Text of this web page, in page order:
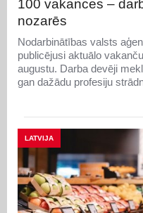
100 vakances –
nozarēs
Nodarbinātības valsts
publicējusi aktuālo
augustu. Darba devēji
gan dažādu profesiju
LATVIJA